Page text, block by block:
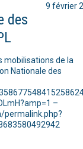
des
mobilisations de la
Nationale des
–
permalink.php?
9 février